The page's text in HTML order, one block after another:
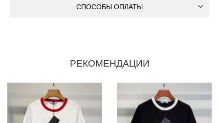
СПОСОБЫ ОПЛАТЫ
РЕКОМЕНДАЦИИ